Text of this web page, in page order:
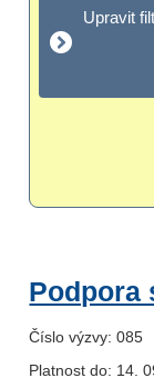
Upravit
Upravit
Podpora
Číslo výzvy: 085
Platnost do: 14.